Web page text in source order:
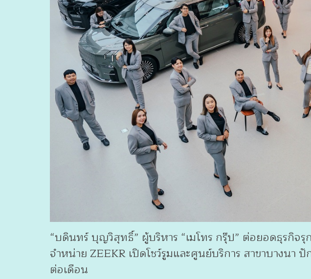
“บดินทร์ บุญวิสุทธิ์” ผู้บริหาร “เมโทร กรุ๊ป” ต่อยอดธุรกิจ
จำหน่าย ZEEKR เปิดโชว์รูมและศูนย์บริการ สาขาบางนา
ต่อเดือน